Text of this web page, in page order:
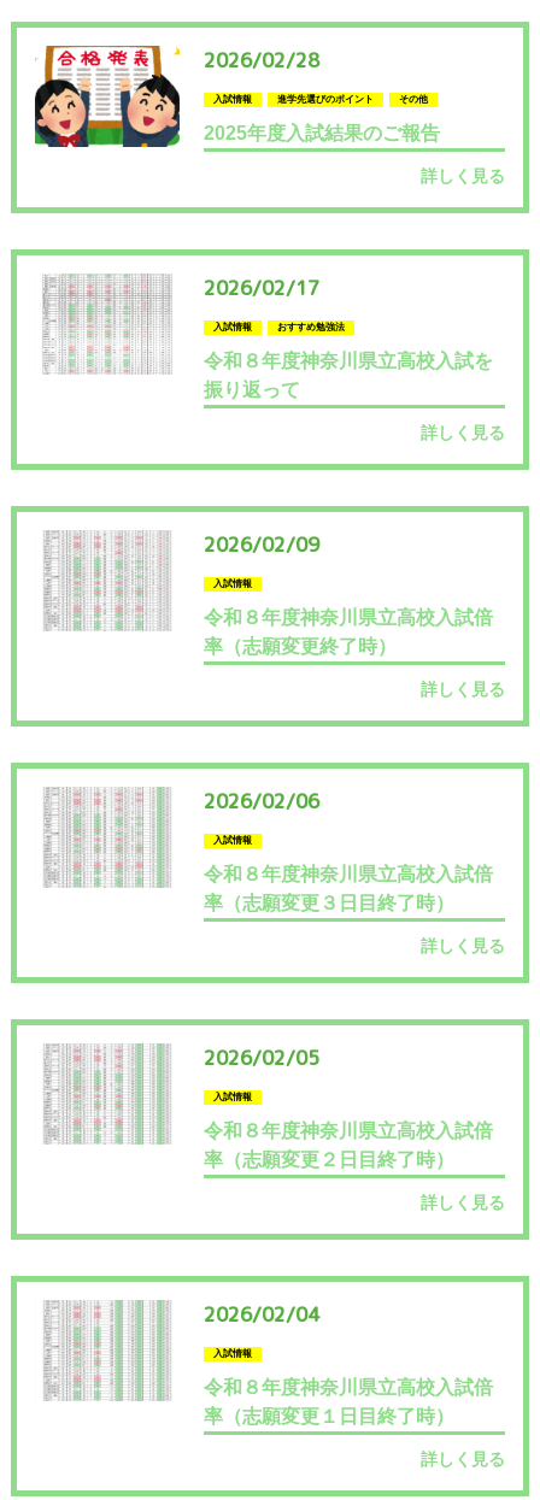
プログラミング
（専用ページにリンクします）
塾通いにお悩みの方へ
小学生から塾に通う必要性
中学生が塾に通うメリット
高校生必見！大学進学の入試制度
お知らせ
ブログ
2026/02/28
入試情報 進学先選びのポイント その他
2025年度入試結果のご報告
詳しく見る
2026/02/17
入試情報 おすすめ勉強法
令和８年度神奈川県立高校入試を
振り返って
詳しく見る
2026/02/09
入試情報
令和８年度神奈川県立高校入試倍
率（志願変更終了時）
詳しく見る
2026/02/06
入試情報
令和８年度神奈川県立高校入試倍
率（志願変更３日目終了時）
詳しく見る
2026/02/05
入試情報
令和８年度神奈川県立高校入試倍
率（志願変更２日目終了時）
詳しく見る
2026/02/04
入試情報
令和８年度神奈川県立高校入試倍
率（志願変更１日目終了時）
詳しく見る